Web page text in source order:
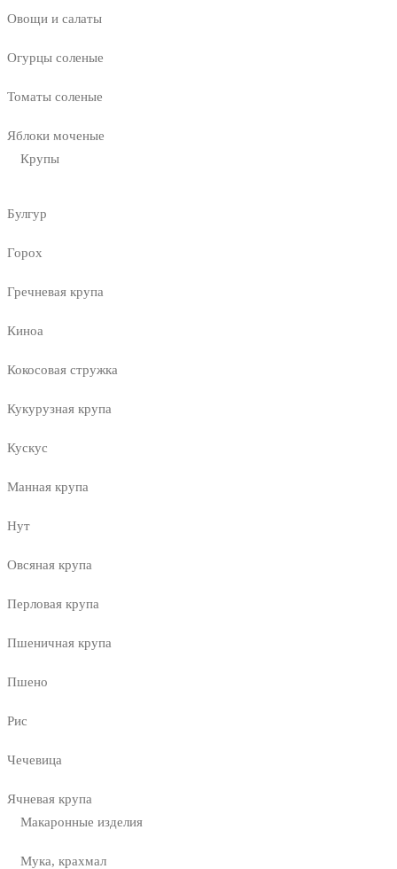
Овощи и салаты
Огурцы соленые
Томаты соленые
Яблоки моченые
Крупы
Булгур
Горох
Гречневая крупа
Киноа
Кокосовая стружка
Кукурузная крупа
Кускус
Манная крупа
Нут
Овсяная крупа
Перловая крупа
Пшеничная крупа
Пшено
Рис
Чечевица
Ячневая крупа
Макаронные изделия
Мука, крахмал